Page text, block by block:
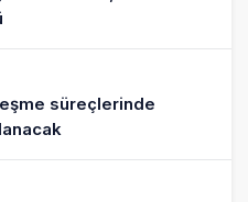
süreçlerinde